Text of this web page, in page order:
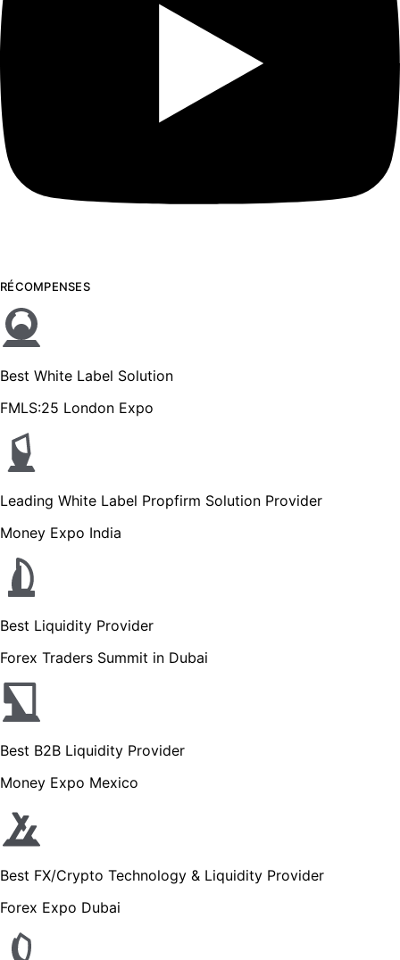
RÉCOMPENSES
Best White Label Solution
FMLS:25 London Expo
Leading White Label Propfirm Solution Provider
Money Expo India
Best Liquidity Provider
Forex Traders Summit in Dubai
Best B2B Liquidity Provider
Money Expo Mexico
Best FX/Crypto Technology & Liquidity Provider
Forex Expo Dubai